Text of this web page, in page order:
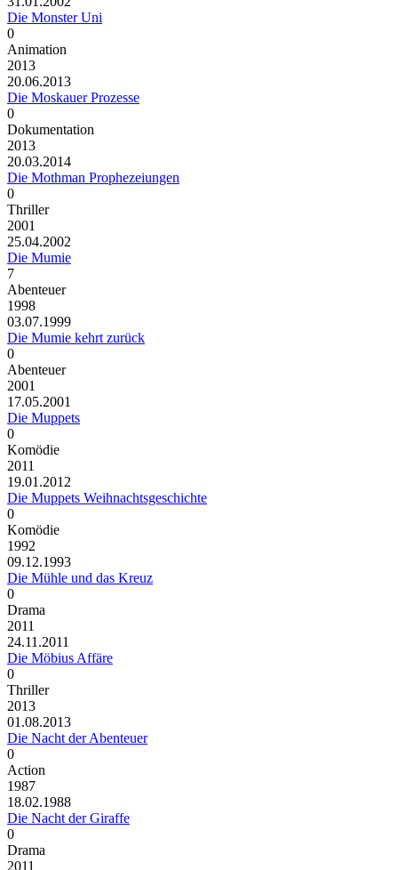
Die Monster Uni
0
Animation
2013
20.06.2013
Die Moskauer Prozesse
0
Dokumentation
2013
20.03.2014
Die Mothman Prophezeiungen
0
Thriller
2001
25.04.2002
Die Mumie
7
Abenteuer
1998
03.07.1999
Die Mumie kehrt zurück
0
Abenteuer
2001
17.05.2001
Die Muppets
0
Komödie
2011
19.01.2012
Die Muppets Weihnachtsgeschichte
0
Komödie
1992
09.12.1993
Die Mühle und das Kreuz
0
Drama
2011
24.11.2011
Die Möbius Affäre
0
Thriller
2013
01.08.2013
Die Nacht der Abenteuer
0
Action
1987
18.02.1988
Die Nacht der Giraffe
0
Drama
2011